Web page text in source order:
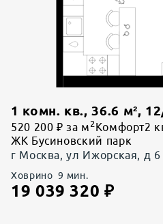
1 комн. кв., 36.6 м², 12
520 200 ₽ за м 2 Комфорт2
ЖК Бусиновский парк
г Москва, ул Ижорская, д 6
Ховрино 9 мин.
19 039 320 ₽